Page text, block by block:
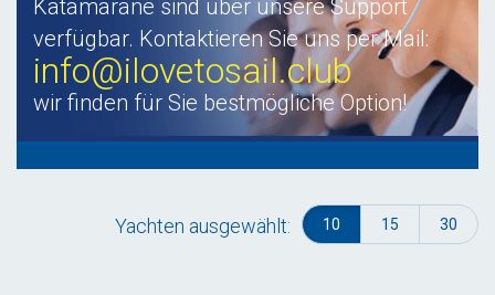
Katamarane sind über unsere Support
verfügbar. Kontaktieren Sie uns per Mail:
info@ilovetosail.club
wir finden für Sie bestmögliche Option!
Yachten ausgewählt: 10 15 30